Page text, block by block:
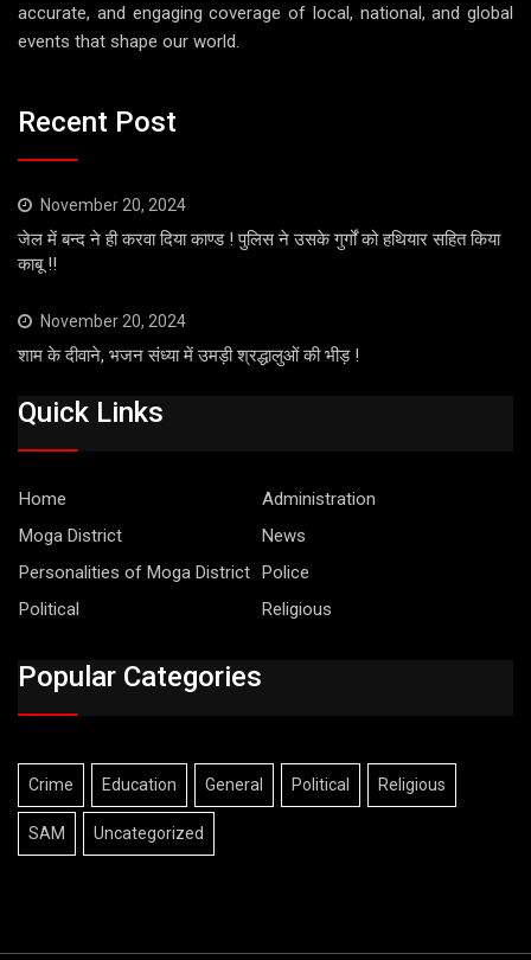
accurate, and engaging coverage of local, national, and global
events that shape our world.
Recent Post
November 20, 2024
जेल में बन्द ने ही करवा दिया काण्ड ! पुलिस ने उसके गुर्गों को हथियार सहित किया
काबू !!
November 20, 2024
शाम के दीवाने, भजन संध्या में उमड़ी श्रद्धालुओं की भीड़ !
Quick Links
Home
Administration
Moga District
News
Personalities of Moga District Police
Political
Religious
Popular Categories
Crime Education General Political Religious
SAM Uncategorized